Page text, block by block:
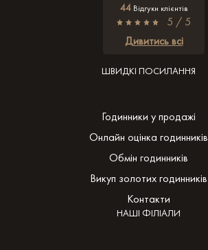
44Відгуки клієнтів
5 / 5
Дивитись всі
ШВИДКІ ПОСИЛАННЯ
Годинники у продажі
Онлайн оцінка годинників
Обмін годинників
Викуп золотих годинників
Контакти
НАШІ ФІЛІАЛИ